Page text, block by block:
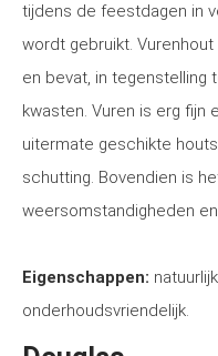
tijdens de feestdagen in
wordt gebruikt.
en bevat, in tegenstelling
kwasten. Vuren is erg fijn
uitermate geschikte
schutting. Bovendien is
weersomstandigheden
Eigenschappen:
onderhoudsvriendelijk.